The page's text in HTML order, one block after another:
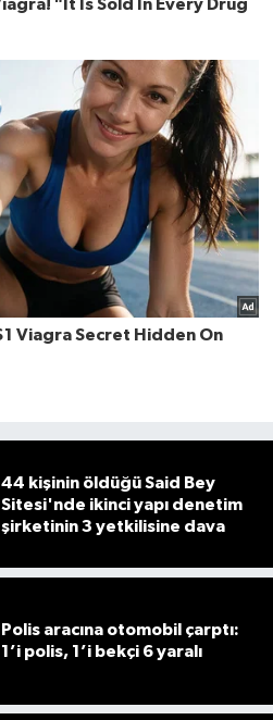
44 kişinin öldüğü Said Bey
Sitesi'nde ikinci yapı denetim
şirketinin 3 yetkilisine dava
Polis aracına otomobil çarptı:
1’i polis, 1’i bekçi 6 yaralı